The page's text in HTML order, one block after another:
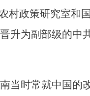
村政策研究室和
升为副部级的中
当时常就中国的